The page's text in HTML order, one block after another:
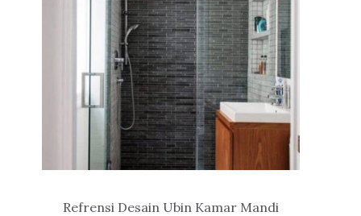
Refrensi Desain Ubin Kamar Mandi